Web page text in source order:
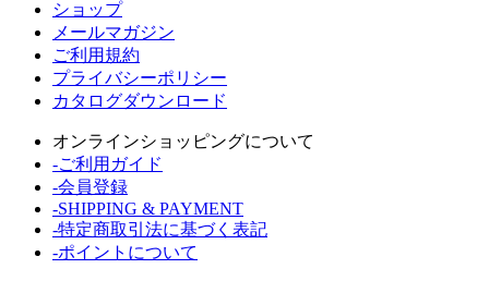
ショップ
メールマガジン
ご利用規約
プライバシーポリシー
カタログダウンロード
オンラインショッピングについて
-ご利用ガイド
-会員登録
-SHIPPING & PAYMENT
-特定商取引法に基づく表記
-ポイントについて